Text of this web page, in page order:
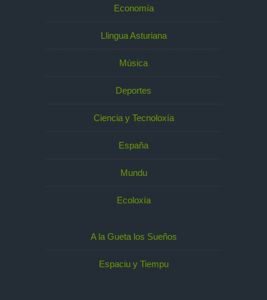
Economía
Llingua Asturiana
Música
Deportes
Ciencia y Tecnoloxía
España
Mundu
Ecoloxía
A la Gueta los Sueños
Espaciu y Tiempu